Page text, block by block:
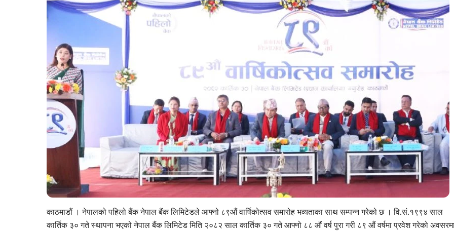
काठमाडौं । नेपालको पहिलो बैंक नेपाल बैंक लिमिटेडले आफ्नो ८९औं वार्षिकोत्सव समारोह भव्यताका साथ सम्पन्न गरेको छ । वि.सं.१९९४ साल
कार्तिक ३० गते स्थापना भएको नेपाल बैंक लिमिटेड मिति २०८२ साल कार्तिक ३० गते आफ्नो ८८ औं वर्ष पुरा गरी ८९ औं वर्षमा प्रवेश गरेको